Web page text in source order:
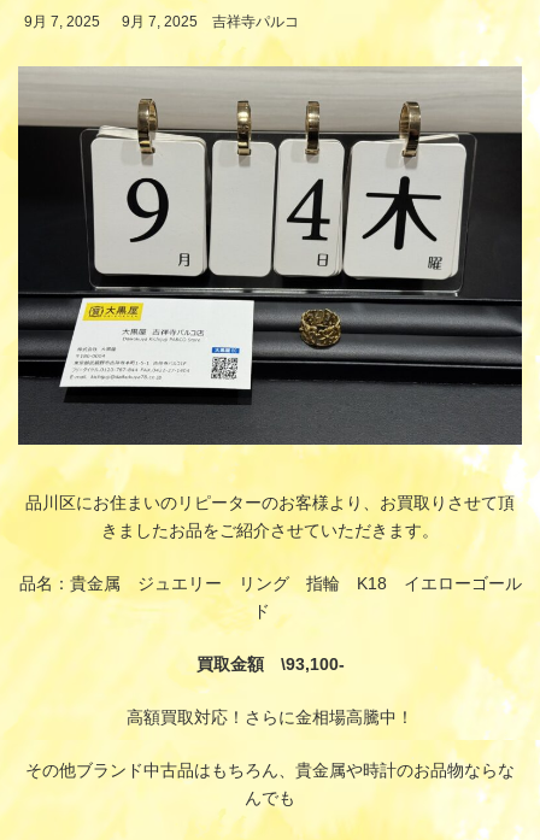
9月 7, 2025
最
時
:
9月 7, 2025 吉祥寺パルコ
品川区にお住まいのリピーターのお客様より、お買取りさせて頂
きましたお品をご紹介させていただきます。
品名：貴金属 ジュエリー リング 指輪 K18 イエローゴール
ド
買取金額 \93,100-
高額買取対応！さらに金相場高騰中！
その他ブランド中古品はもちろん、貴金属や時計のお品物ならな
んでも